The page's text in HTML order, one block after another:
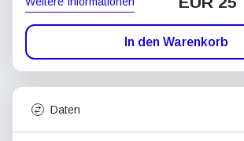
In den Warenkorb
Daten